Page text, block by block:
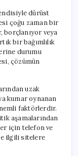
dürüst
çoğu zaman bir
borçlanıyor veya
bir bağımlılık
durumu
çözümün
uzak
kumar oynanan
faktörlerdir.
aşamalarından
için telefon ve
ilgili sitelere